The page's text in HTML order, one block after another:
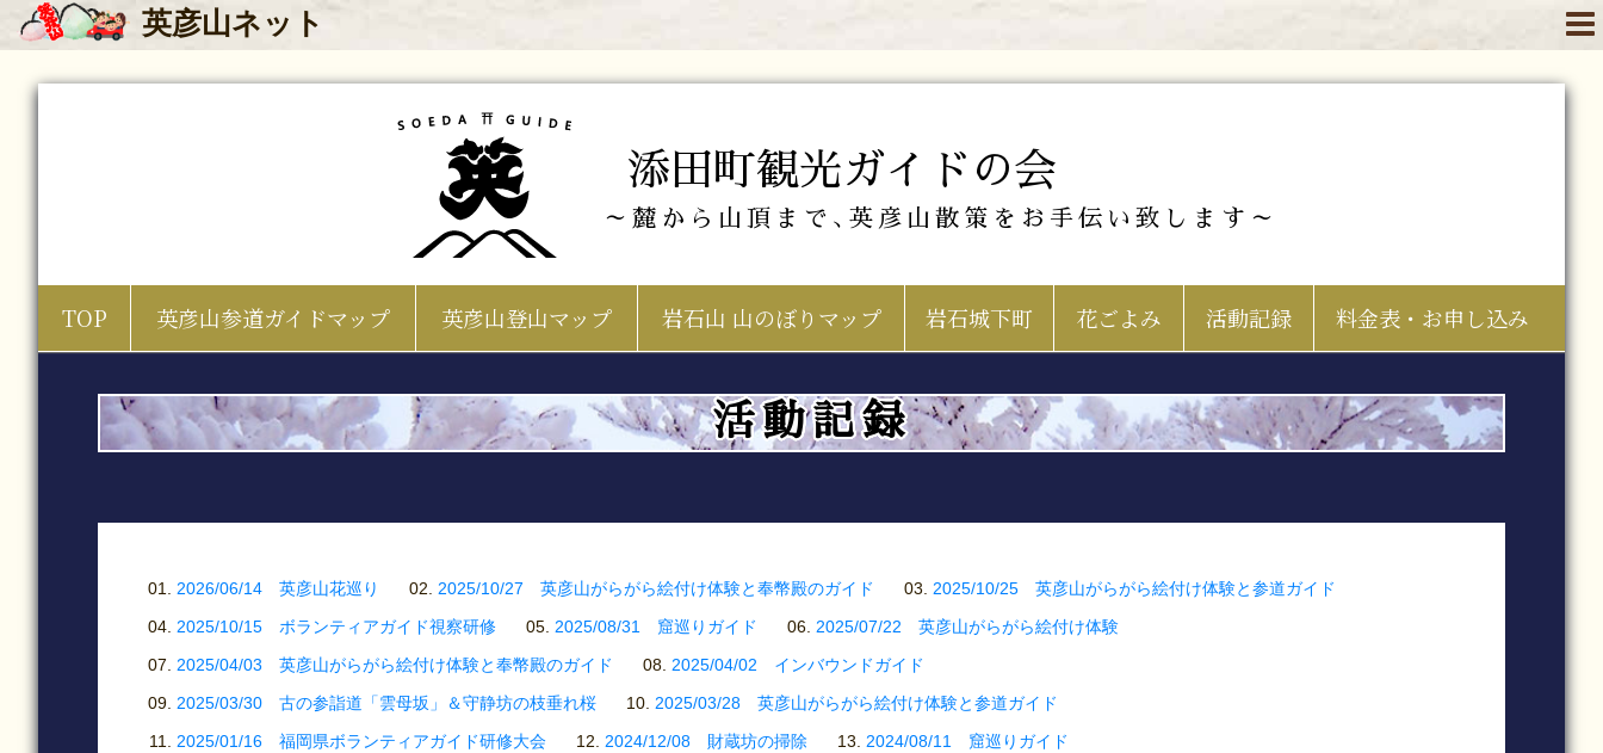
英彦山ネット
添田町観光ガイドの会
～麓から山頂まで､英彦山散策をお手伝い致します～
TOP 英彦山参道ガイドマップ 英彦山登山マップ 岩石山 山のぼりマップ 岩石城下町 花ごよみ 活動記録 料金表・お申し込み
活動記録
2026/06/14 英彦山花巡り 2025/10/27 英彦山がらがら絵付け体験と奉幣殿のガイド
2025/10/25 英彦山がらがら絵付け体験と参道ガイド
2025/10/15 ボランティアガイド視察研修
2025/08/31 窟巡りガイド
2025/07/22 英彦山がらがら絵付け体験
2025/04/03 英彦山がらがら絵付け体験と奉幣殿のガイド
2025/04/02 インバウンドガイド
2025/03/30 古の参詣道「雲母坂」＆守静坊の枝垂れ桜
2025/03/28 英彦山がらがら絵付け体験と参道ガイド
2025/01/16 福岡県ボランティアガイド研修大会
2024/12/08 財蔵坊の掃除
2024/08/11 窟巡りガイド